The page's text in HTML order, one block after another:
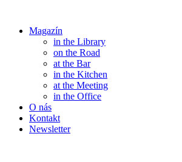
obsahuMagazín
in the Library
on the Road
at the Bar
in the Kitchen
at the Meeting
in the Office
O nás
Kontakt
Newsletter